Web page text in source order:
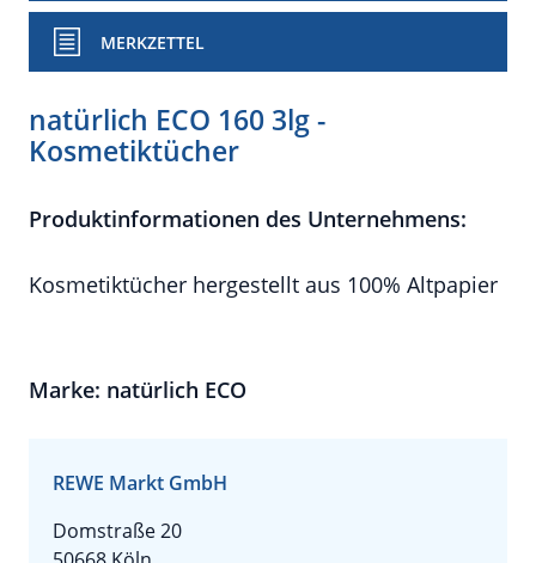
MERKZETTEL
natürlich ECO 160 3lg -
Kosmetiktücher
Produktinformationen des Unternehmens:
Kosmetiktücher hergestellt aus 100% Altpapier
Marke: natürlich ECO
REWE Markt GmbH
Domstraße 20